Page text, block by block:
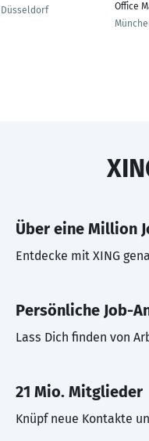
Düsseldorf
Office
Über eine Million
Entdecke mit XING
Persönliche Job-
Lass Dich finden von
21 Mio. Mitglieder
Knüpf neue Kontakte